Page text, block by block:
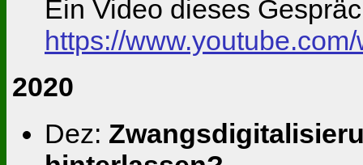
Ein Video dieses
https://
2020
Dez: